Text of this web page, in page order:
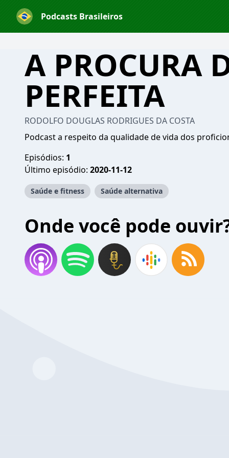
Podcasts Brasileiros
A PROCURA
PERFEITA
RODOLFO DOUGLAS RODRIGUES DA COSTA
Podcast a respeito da qualidade de vida dos
Episódios: 1
Último episódio: 2020-11-12
Saúde e fitness Saúde alternativa
Onde você pode